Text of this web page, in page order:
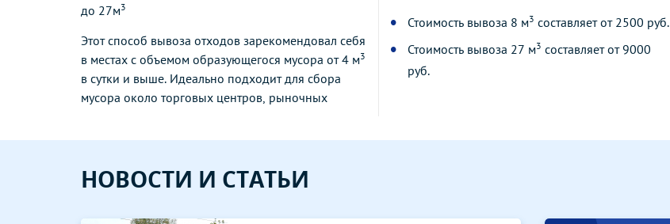
до 27м3
Этот способ вывоза отходов зарекомендовал себя
в местах с объемом образующегося мусора от 4 м3
в сутки и выше. Идеально подходит для сбора
мусора около торговых центров, рыночных
Стоимость вывоза 8 м3 составляет от 2500 руб.
Стоимость вывоза 27 м3 составляет от 9000
руб.
НОВОСТИ И СТАТЬИ